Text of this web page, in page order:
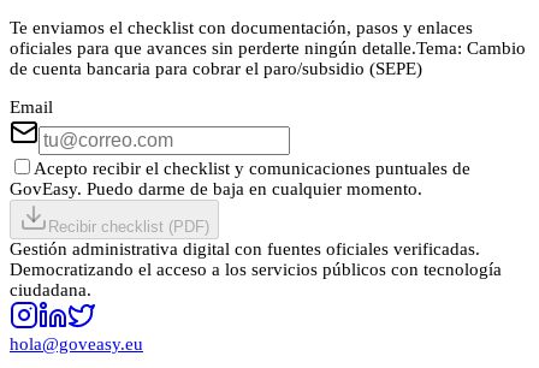
Te enviamos el checklist con documentación, pasos y enlaces
oficiales para que avances sin perderte ningún detalle.Tema: Cambio
de cuenta bancaria para cobrar el paro/subsidio (SEPE)
Email
Acepto recibir el checklist y comunicaciones puntuales de
GovEasy. Puedo darme de baja en cualquier momento.
Recibir checklist (PDF)
Gestión administrativa digital con fuentes oficiales verificadas.
Democratizando el acceso a los servicios públicos con tecnología
ciudadana.
hola@goveasy.eu